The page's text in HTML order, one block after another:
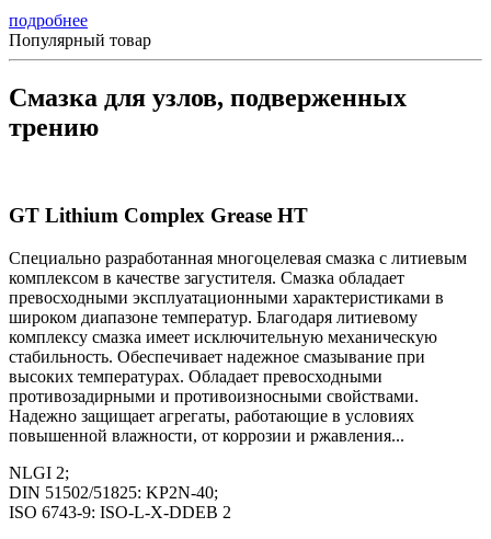
подробнее
Популярный товар
Смазка для узлов, подверженных
трению
GT Lithium Complex Grease HT
Специально разработанная многоцелевая смазка с литиевым
комплексом в качестве загустителя. Смазка обладает
превосходными эксплуатационными характеристиками в
широком диапазоне температур. Благодаря литиевому
комплексу смазка имеет исключительную механическую
стабильность. Обеспечивает надежное смазывание при
высоких температурах. Обладает превосходными
противозадирными и противоизносными свойствами.
Надежно защищает агрегаты, работающие в условиях
повышенной влажности, от коррозии и ржавления...
NLGI 2;
DIN 51502/51825: KP2N-40;
ISO 6743-9: ISO-L-X-DDEB 2